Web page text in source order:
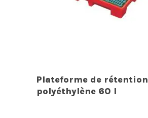
Plateforme de rétention
polyéthylène 60 l